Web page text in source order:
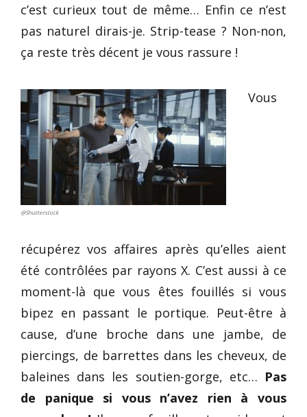
c’est curieux tout de même… Enfin ce n’est
pas naturel dirais-je. Strip-tease ? Non-non,
ça reste très décent je vous rassure !
@Shutterstock
Vous
récupérez vos affaires après qu’elles aient
été contrôlées par rayons X. C’est aussi à ce
moment-là que vous êtes fouillés si vous
bipez en passant le portique. Peut-être à
cause, d’une broche dans une jambe, de
piercings, de barrettes dans les cheveux, de
baleines dans les soutien-gorge, etc… Pas
de panique
si vous n’avez rien à vous